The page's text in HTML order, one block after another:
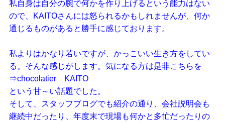
私自身は自分の腕で何かを作り上げるという能力はない
ので、KAITOさんには怒られるかもしれませんが、何か
通じるものがあると勝手に感じております。
私よりはかなり若いですが、かっこいい生き方をしてい
る。そんな感じがします。気になる方は是非こちらを
⇒chocolatier KAITO
という甘～い話題でした。
そして、スタッフブログでも紹介の通り、会社説明会も
継続中だったり、年度末で現場も何かと多忙だったりの